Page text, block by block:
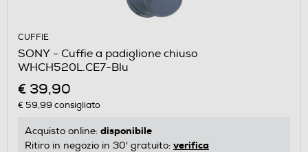
CUFFIE
SONY - Cuffie a padiglione chiuso
WHCH520L.CE7-Blu
€ 39,90
€ 59,99 consigliato
Acquisto online: disponibile
Ritiro in negozio in 30' gratuito: verifica